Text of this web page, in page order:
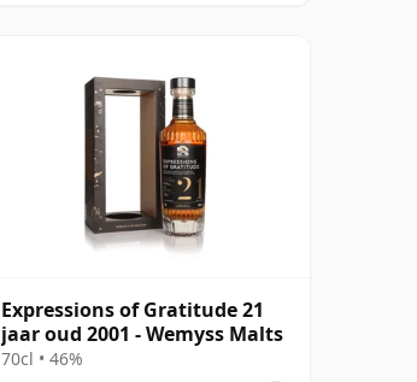
Expressions of Gratitude 21
jaar oud 2001 - Wemyss Malts
70cl • 46%